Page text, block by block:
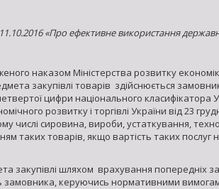
«Про ефективне використання
наказом Міністерства розвитку
закупівлі товарів здійснюється
цифри національного класифікатора
розвитку і торгівлі України від 23
числі сировина, вироби, устаткування,
таких товарів, якщо вартість таких
закупівлі шляхом врахування попередніх
керуючись нормативними